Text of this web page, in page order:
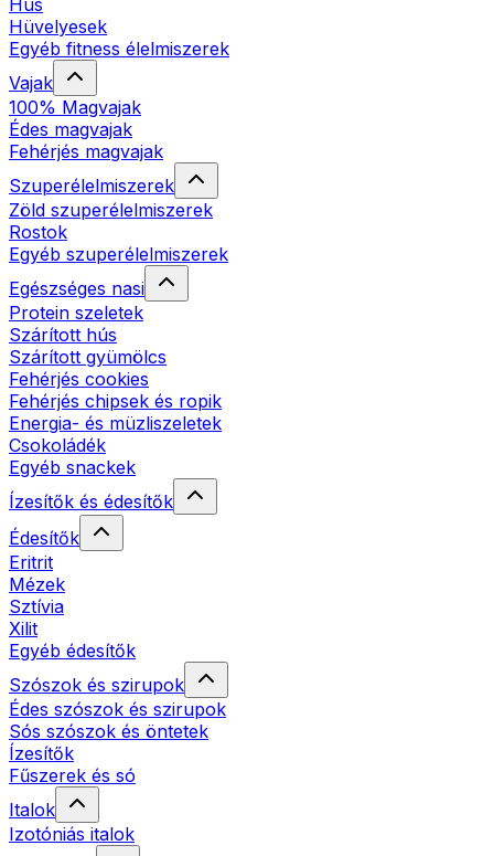
Hús
Hüvelyesek
Egyéb fitness élelmiszerek
Vajak
100% Magvajak
Édes magvajak
Fehérjés magvajak
Szuperélelmiszerek
Zöld szuperélelmiszerek
Rostok
Egyéb szuperélelmiszerek
Egészséges nasi
Protein szeletek
Szárított hús
Szárított gyümölcs
Fehérjés cookies
Fehérjés chipsek és ropik
Energia- és müzliszeletek
Csokoládék
Egyéb snackek
Ízesítők és édesítők
Édesítők
Eritrit
Mézek
Sztívia
Xilit
Egyéb édesítők
Szószok és szirupok
Édes szószok és szirupok
Sós szószok és öntetek
Ízesítők
Fűszerek és só
Italok
Izotóniás italok